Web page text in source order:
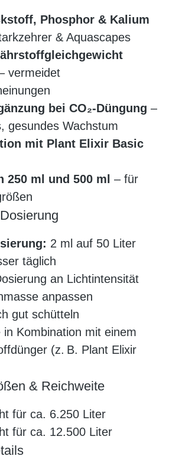
Phosphor & Kalium
& Aquascapes
vermeidet
bei CO₂-Düngung –
gesundes Wachstum
mit Plant Elixir Basic
250 ml und 500 ml – für
2 ml auf 50 Liter
täglich
an Lichtintensität
anpassen
gut schütteln
in Kombination mit einem
(z. B. Plant Elixir
& Reichweite
für ca. 6.250 Liter
für ca. 12.500 Liter